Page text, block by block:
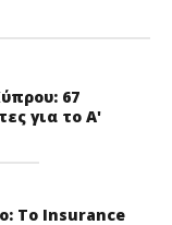
67
για το Α'
To Insurance